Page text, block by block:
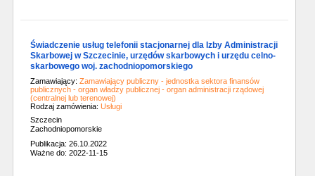
Świadczenie usług telefonii stacjonarnej dla Izby Administracji
Skarbowej w Szczecinie, urzędów skarbowych i urzędu celno-
skarbowego woj. zachodniopomorskiego
Zamawiający: Zamawiający publiczny - jednostka sektora finansów
publicznych - organ władzy publicznej - organ administracji rządowej
(centralnej lub terenowej)
Rodzaj zamówienia: Usługi
Szczecin
Zachodniopomorskie
Publikacja: 26.10.2022
Ważne do: 2022-11-15